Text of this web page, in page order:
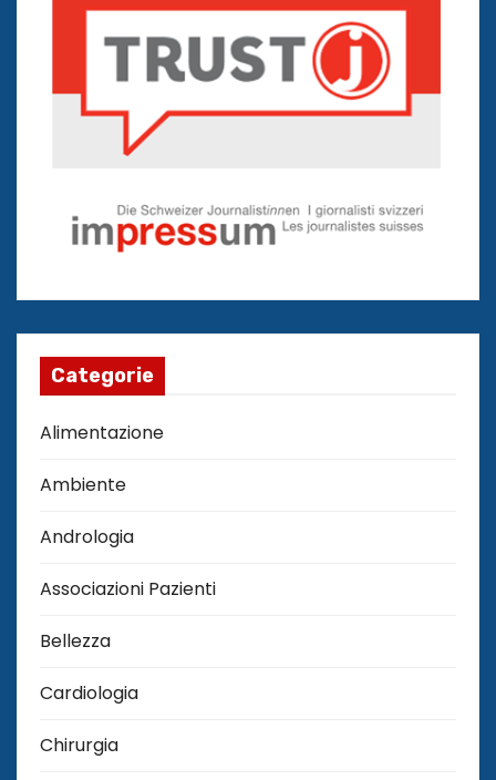
Categorie
Alimentazione
Ambiente
Andrologia
Associazioni Pazienti
Bellezza
Cardiologia
Chirurgia